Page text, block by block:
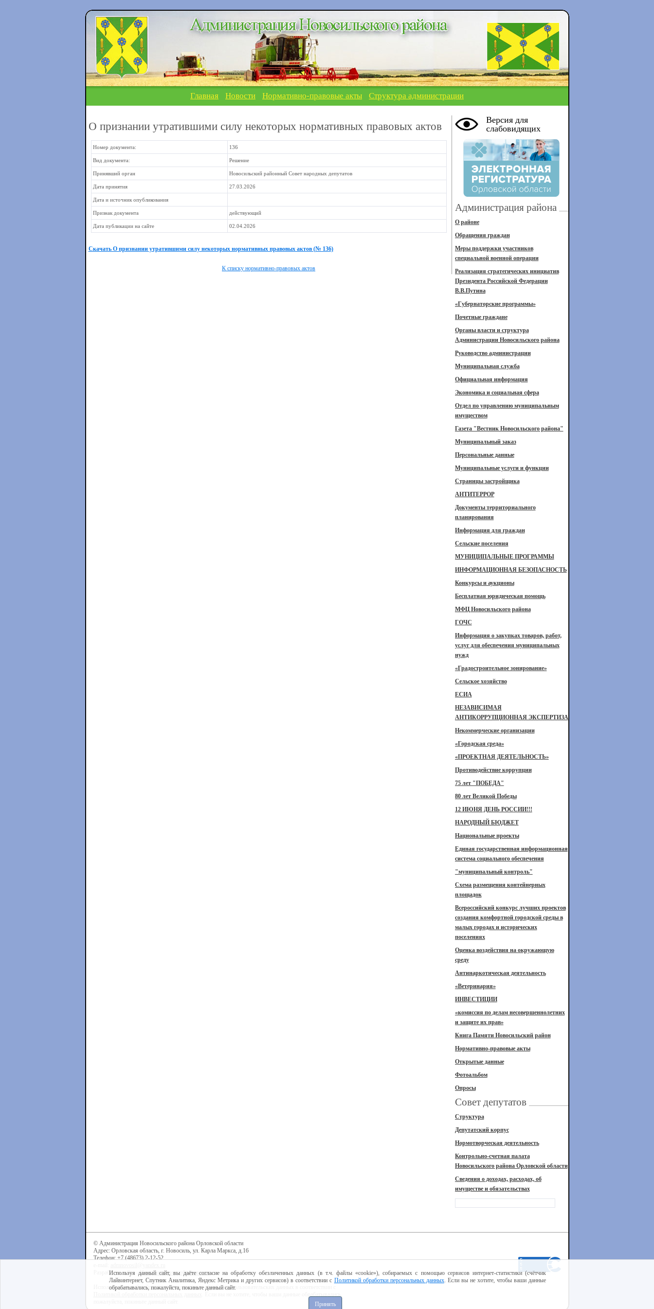
Главная Новости Нормативно-правовые акты Структура администрации
О признании утратившими силу некоторых нормативных правовых актов
Номер документа: 136
Вид документа: Решение
Принявший орган Новосильский районный Совет народных депутатов
Дата принятия 27.03.2026
Дата и источник опубликования
Признак документа действующий
Дата публикации на сайте 02.04.2026
Скачать О признании утратившими силу некоторых нормативных правовых актов (№ 136)
К списку нормативно-правовых актов
Версия для
слабовидящих
Администрация района
О районе
Обращения граждан
Меры поддержки участников
специальной военной операции
Реализация стратегических инициатив
Президента Российской Федерации
В.В.Путина
«Губернаторские программы»
Почетные граждане
Органы власти и структура
Администрации Новосильского района
Руководство администрации
Муниципальная служба
Официальная информация
Экономика и социальная сфера
Отдел по управлению муниципальным
имуществом
Газета "Вестник Новосильского района"
Муниципальный заказ
Персональные данные
Муниципальные услуги и функции
Страницы застройщика
АНТИТЕРРОР
Документы территориального
планирования
Информация для граждан
Сельские поселения
МУНИЦИПАЛЬНЫЕ ПРОГРАММЫ
ИНФОРМАЦИОННАЯ БЕЗОПАСНОСТЬ
Конкурсы и аукционы
Бесплатная юридическая помощь
МФЦ Новосильского района
ГОЧС
Информация о закупках товаров, работ,
услуг для обеспечения муниципальных
нужд
«Градостроительное зонирование»
Сельское хозяйство
ЕСИА
НЕЗАВИСИМАЯ
АНТИКОРРУПЦИОННАЯ ЭКСПЕРТИЗА
Некоммерческие организации
«Городская среда»
«ПРОЕКТНАЯ ДЕЯТЕЛЬНОСТЬ»
Противодействие коррупции
75 лет "ПОБЕДА"
80 лет Великой Победы
12 ИЮНЯ ДЕНЬ РОССИИ!!!
НАРОДНЫЙ БЮДЖЕТ
Национальные проекты
Единая государственная информационная
система социального обеспечения
"муниципальный контроль"
Схема размещения контейнерных
площадок
Всероссийский конкурс лучших проектов
создания комфортной городской среды в
малых городах и исторических
поселениях
Оценка воздействия на окружающую
среду
Антинаркотическая деятельность
«Ветеринария»
ИНВЕСТИЦИИ
«комиссия по делам несовершеннолетних
и защите их прав»
Книга Памяти Новосильский район
Нормативно-правовые акты
Открытые данные
Фотоальбом
Опросы
Совет депутатов
Структура
Депутатский корпус
Нормотворческая деятельность
Контрольно-счетная палата
Новосильского района Орловской области
Сведения о доходах, расходах, об
имуществе и обязательствах
© Администрация Новосильского района Орловской области
Адрес: Орловская область, г. Новосиль, ул. Карла Маркса, д.16
Телефон: +7 (48673) 2-12-52
Разработка сайта -Центр интернет-образования
Используя данный сайт, вы даёте согласие на обработку пользовательских данных в соответствии с
Используя данный сайт, вы даёте согласие на обработку обезличенных данных (в т.ч. файлы «cookie»), собираемых с помощью сервисов интернет-статистики (счётчик
Лайвинтернет, Спутник Аналитика, Яндекс Метрика и других сервисов) в соответствии с Политикой обработки персональных данных. Если вы не хотите, чтобы ваши данные
обрабатывались, пожалуйста, покиньте данный сайт.
Принять